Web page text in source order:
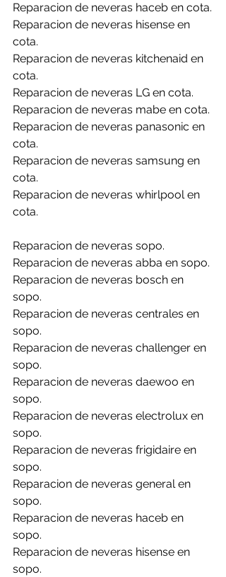
Reparacion de neveras haceb en cota.
Reparacion de neveras hisense en
cota.
Reparacion de neveras kitchenaid en
cota.
Reparacion de neveras LG en cota.
Reparacion de neveras mabe en cota.
Reparacion de neveras panasonic en
cota.
Reparacion de neveras samsung en
cota.
Reparacion de neveras whirlpool en
cota.
Reparacion de neveras sopo.
Reparacion de neveras abba en sopo.
Reparacion de neveras bosch en
sopo.
Reparacion de neveras centrales en
sopo.
Reparacion de neveras challenger en
sopo.
Reparacion de neveras daewoo en
sopo.
Reparacion de neveras electrolux en
sopo.
Reparacion de neveras frigidaire en
sopo.
Reparacion de neveras general en
sopo.
Reparacion de neveras haceb en
sopo.
Reparacion de neveras hisense en
sopo.